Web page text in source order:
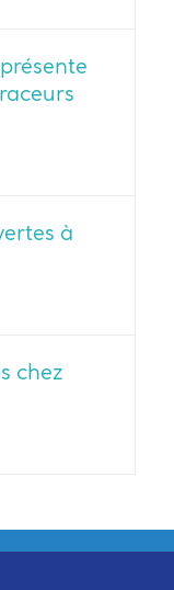
à
chez